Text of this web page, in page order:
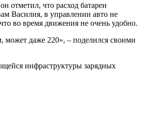
отметил, что расход батареи
Василия, в управлении авто не
во время движения не очень удобно.
может даже 220», – поделился своими
инфраструктуры зарядных